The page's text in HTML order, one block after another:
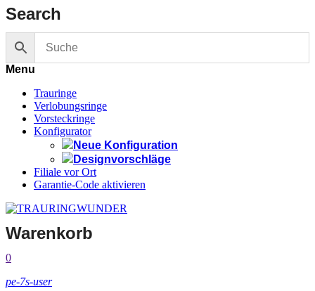
Search
Menu
Trauringe
Verlobungsringe
Vorsteckringe
Konfigurator
Neue Konfiguration
Designvorschläge
Filiale vor Ort
Garantie-Code aktivieren
Warenkorb
0
pe-7s-user